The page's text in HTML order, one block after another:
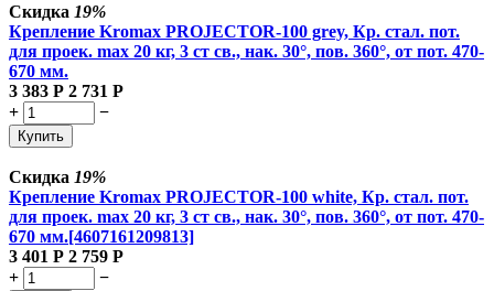
Скидка 19%
Крепление Kromax PROJECTOR-100 grey, Кр. стал. пот.
для проек. max 20 кг, 3 ст св., нак. 30°, пов. 360°, от пот. 470-
670 мм.
3 383 Р 2 731 Р
+
−
Купить
Скидка 19%
Крепление Kromax PROJECTOR-100 white, Кр. стал. пот.
для проек. max 20 кг, 3 ст св., нак. 30°, пов. 360°, от пот. 470-
670 мм.[4607161209813]
3 401 Р 2 759 Р
+
−